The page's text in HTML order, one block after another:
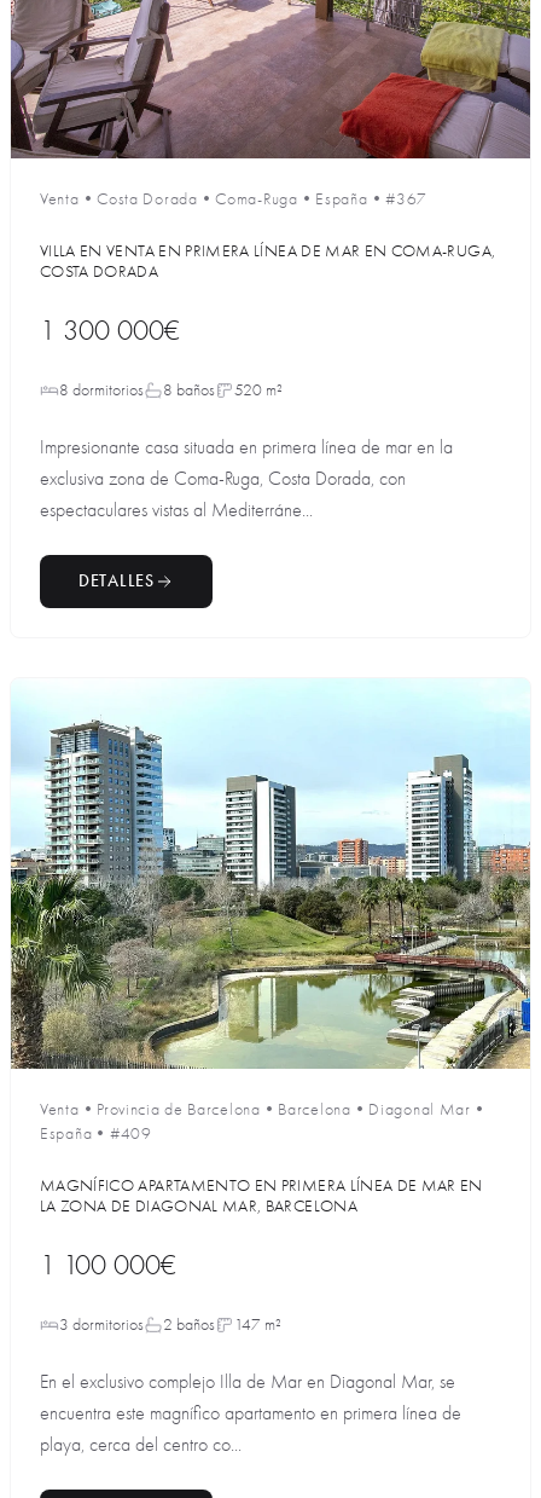
Venta •Costa Dorada •Coma-Ruga • España •#367
VILLA EN VENTA EN PRIMERA LÍNEA DE MAR EN COMA-RUGA,
COSTA DORADA
1 300 000€
8 dormitorios 8 baños 520 m²
Impresionante casa situada en primera línea de mar en la
exclusiva zona de Coma-Ruga, Costa Dorada, con
espectaculares vistas al Mediterráne...
DETALLES
Venta • Provincia de Barcelona • Barcelona • Diagonal Mar •
España • #409
MAGNÍFICO APARTAMENTO EN PRIMERA LÍNEA DE MAR EN
LA ZONA DE DIAGONAL MAR, BARCELONA
1 100 000€
3 dormitorios 2 baños 147 m²
En el exclusivo complejo Illa de Mar en Diagonal Mar, se
encuentra este magnífico apartamento en primera línea de
playa, cerca del centro co...